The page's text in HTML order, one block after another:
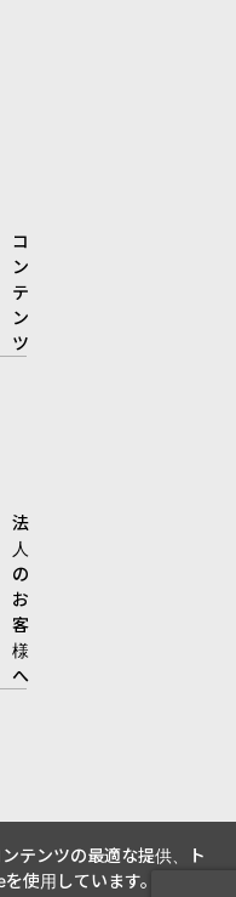
コ
ン
テ
ン
ツ
法
人
の
お
客
様
へ
テンツの最適な提供、ト
使用しています。